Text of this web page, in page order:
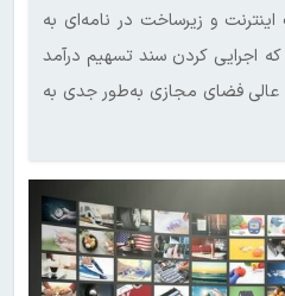
و زیرساخت در نامه‌ای به
اجرایی کردن سند تسهیم درآمد
فضای مجازی به‌طور جدی به